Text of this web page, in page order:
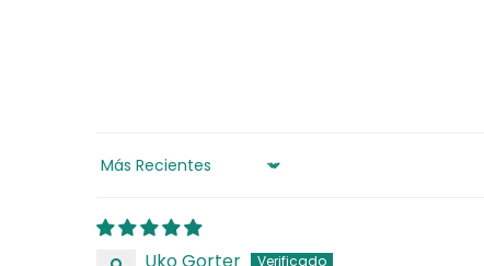
Sort by